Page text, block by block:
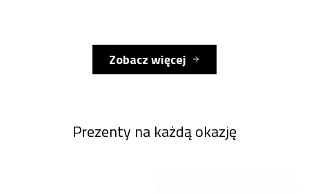
Zobacz więcej
Prezenty na każdą okazję